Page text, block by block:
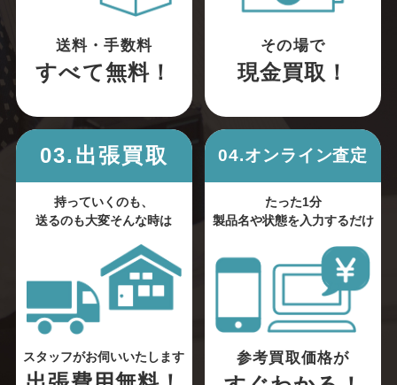
送料・手数料
すべて無料！
その場で
現金買取！
03.出張買取
持っていくのも、
送るのも大変そんな時は
スタッフがお伺いいたします
04.オンライン査定
たった1分
製品名や状態を入力するだけ
参考買取価格が